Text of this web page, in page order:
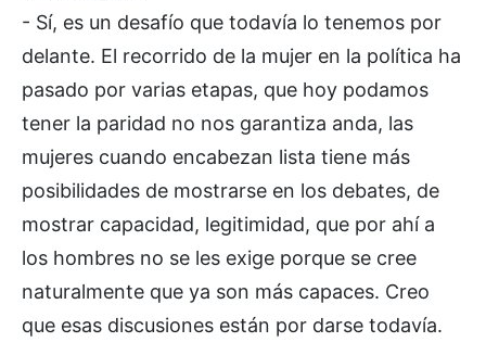
- Sí, es un desafío que todavía lo tenemos por
delante. El recorrido de la mujer en la política ha
pasado por varias etapas, que hoy podamos
tener la paridad no nos garantiza anda, las
mujeres cuando encabezan lista tiene más
posibilidades de mostrarse en los debates, de
mostrar capacidad, legitimidad, que por ahí a
los hombres no se les exige porque se cree
naturalmente que ya son más capaces. Creo
que esas discusiones están por darse todavía.